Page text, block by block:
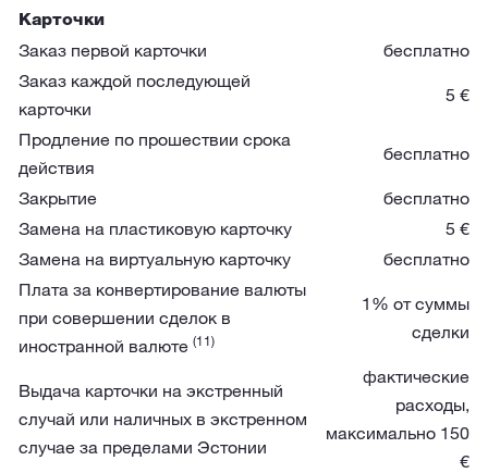
Карточки
Заказ первой карточки
бесплатно
Заказ каждой последующей
карточки
5 €
Продление по прошествии срока
действия
бесплатно
Закрытие
бесплатно
Замена на пластиковую карточку
5 €
Замена на виртуальную карточку
бесплатно
Плата за конвертирование валюты
при совершении сделок в
иностранной валюте (11)
1% от суммы
сделки
Выдача карточки на экстренный
случай или наличных в экстренном
случае за пределами Эстонии
фактические
расходы,
максимально 150
€